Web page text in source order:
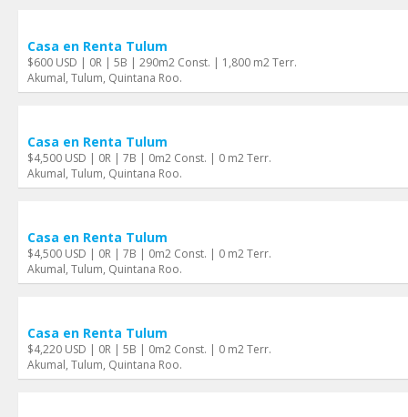
Casa en Renta Tulum
$600 USD | 0R | 5B | 290m2 Const. | 1,800 m2 Terr.
Akumal, Tulum, Quintana Roo.
Casa en Renta Tulum
$4,500 USD | 0R | 7B | 0m2 Const. | 0 m2 Terr.
Akumal, Tulum, Quintana Roo.
Casa en Renta Tulum
$4,500 USD | 0R | 7B | 0m2 Const. | 0 m2 Terr.
Akumal, Tulum, Quintana Roo.
Casa en Renta Tulum
$4,220 USD | 0R | 5B | 0m2 Const. | 0 m2 Terr.
Akumal, Tulum, Quintana Roo.